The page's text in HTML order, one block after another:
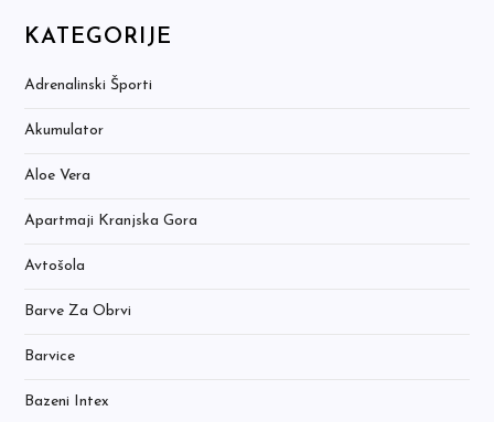
KATEGORIJE
Adrenalinski Športi
Akumulator
Aloe Vera
Apartmaji Kranjska Gora
Avtošola
Barve Za Obrvi
Barvice
Bazeni Intex